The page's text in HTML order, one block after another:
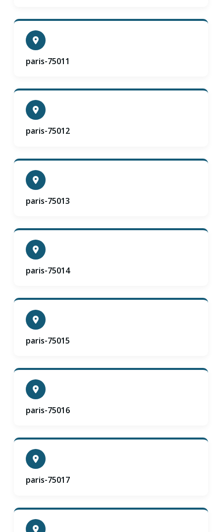
paris-75011
paris-75012
paris-75013
paris-75014
paris-75015
paris-75016
paris-75017